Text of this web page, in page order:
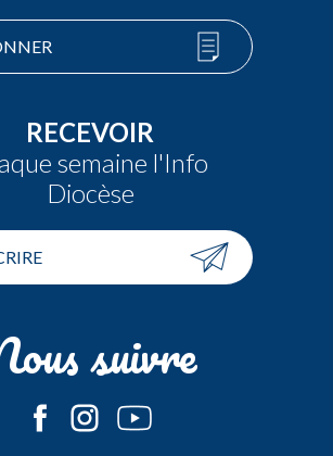
RECEVOIR
semaine l'Info
Diocèse
suivre